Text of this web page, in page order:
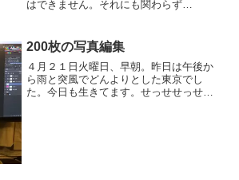
はできません。それにも関わらず
ます。なぜなのか。それはセンスの良い
キッチンおし...
200枚の写真編集
４月２１日火曜日、早朝。昨日は午後か
ら雨と突風でどんよりとした東京でし
た。今日も生きてます。せっせせっせと